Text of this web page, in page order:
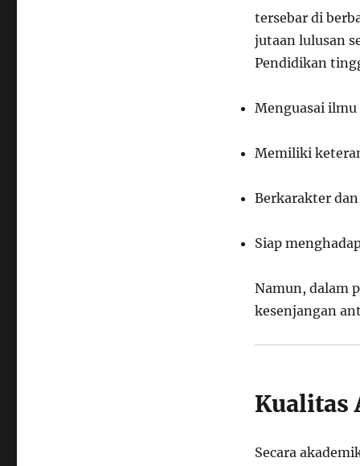
tersebar di
jutaan lulusan
Pendidikan
Menguasai
Memiliki
Berkarakter
Siap
Namun, dalam
kesenjangan
Kualitas
Secara